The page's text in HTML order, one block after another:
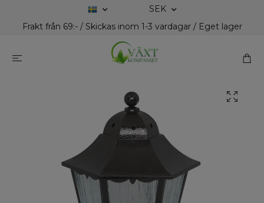
SEK
Frakt från 69:- / Skickas inom 1-3 vardagar / Eget lager